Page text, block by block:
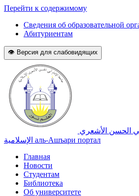
Перейти к содержимому
Сведения об образовательной
Абитуриентам
👁 Версия для слабовидящих
الحسن الأشعري
الإسلامية аль-Ашъари портал
Главная
Новости
Студентам
Библиотека
Об университете